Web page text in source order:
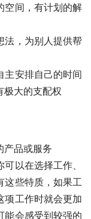
空间，有计划的解
法，为别人提供帮
主安排自己的时间
极大的支配权
产品或服务
以在选择工作、
这些特质，如果工
项工作时就会更加
能会感受到较强的